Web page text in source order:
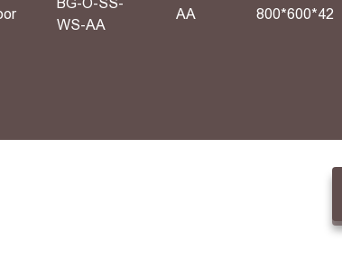
BG-O-SS-
WS-AA
АА 800*600*42